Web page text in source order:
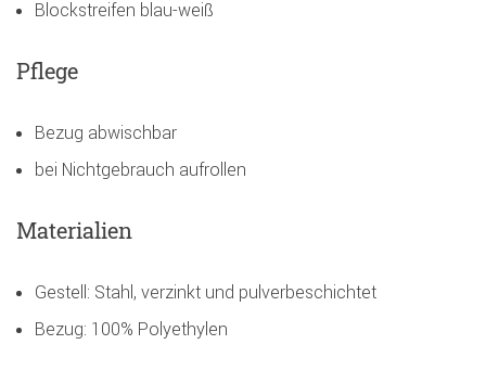
Blockstreifen blau-weiß
Pflege
Bezug abwischbar
bei Nichtgebrauch aufrollen
Materialien
Gestell: Stahl, verzinkt und pulverbeschichtet
Bezug: 100% Polyethylen